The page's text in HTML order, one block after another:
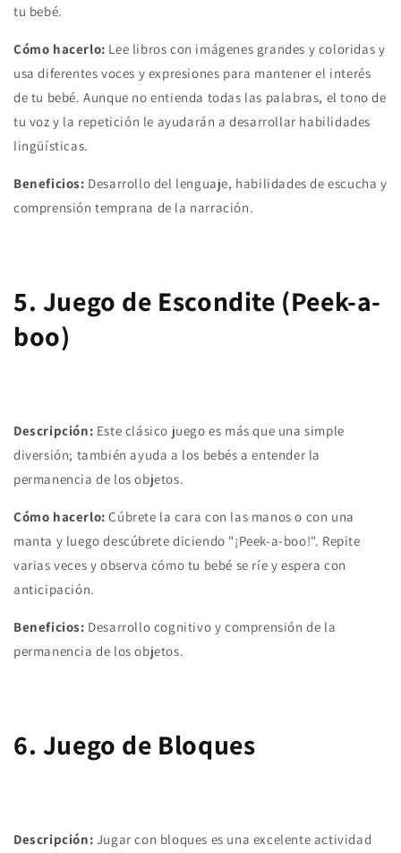
tu bebé.
Cómo hacerlo: Lee libros con imágenes grandes y coloridas y
usa diferentes voces y expresiones para mantener el interés
de tu bebé. Aunque no entienda todas las palabras, el tono de
tu voz y la repetición le ayudarán a desarrollar habilidades
lingüísticas.
Beneficios: Desarrollo del lenguaje, habilidades de escucha y
comprensión temprana de la narración.
5. Juego de Escondite (Peek-a-
boo)
Descripción: Este clásico juego es más que una simple
diversión; también ayuda a los bebés a entender la
permanencia de los objetos.
Cómo hacerlo: Cúbrete la cara con las manos o con una
manta y luego descúbrete diciendo "¡Peek-a-boo!". Repite
varias veces y observa cómo tu bebé se ríe y espera con
anticipación.
Beneficios: Desarrollo cognitivo y comprensión de la
permanencia de los objetos.
6. Juego de Bloques
Descripción: Jugar con bloques es una excelente actividad